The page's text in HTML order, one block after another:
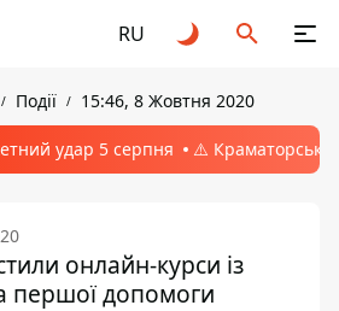
RU
Події 15:46, 8 Жовтня 2020
удар 5 серпня ⚠️ Краматорськ,
онлайн-курси із
першої допомоги